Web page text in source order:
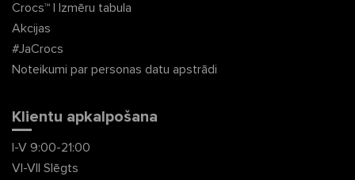
Crocs™ | Izmēru tabula
Akcijas
#JaCrocs
Noteikumi par personas datu apstrādi
Klientu apkalpošana
I-V 9:00-21:00
VI-VII Slēgts